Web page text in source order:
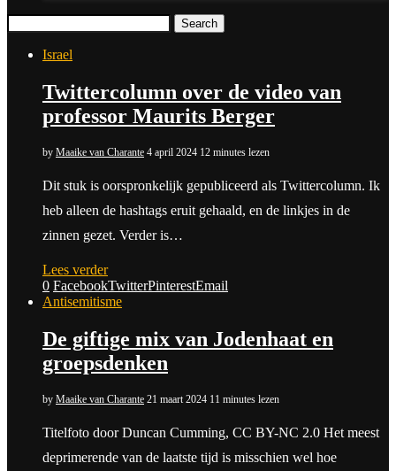
Search
Israel
Twittercolumn over de video van
professor Maurits Berger
by Maaike van Charante 4 april 2024 12 minutes lezen
Dit stuk is oorspronkelijk gepubliceerd als Twittercolumn. Ik
heb alleen de hashtags eruit gehaald, en de linkjes in de
zinnen gezet. Verder is…
Lees verder
0 FacebookTwitterPinterestEmail
Antisemitisme
De giftige mix van Jodenhaat en
groepsdenken
by Maaike van Charante 21 maart 2024 11 minutes lezen
Titelfoto door Duncan Cumming, CC BY-NC 2.0 Het meest
deprimerende van de laatste tijd is misschien wel hoe